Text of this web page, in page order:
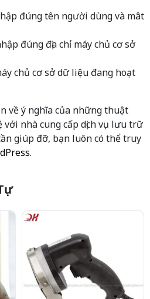
đúng tên người dùng và mât
đúng địa chỉ máy chủ cơ sở
chủ cơ sở dữ liệu đang hoạt
về ý nghĩa của những thuật
nhà cung cấp dịch vụ lưu trữ
giúp đỡ, bạn luôn có thể truy
.